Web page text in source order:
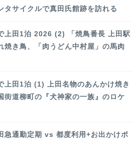
タサイクルで真田氏館跡を訪れる
上田1泊 2026 (2) 「焼鳥番長 上田駅
焼き鳥、「肉うどん中村屋」の馬肉
上田1泊 (1) 上田名物のあんかけ焼き
街道柳町の『犬神家の一族』のロケ
急通勤定期 vs 都度利用+お出かけポ